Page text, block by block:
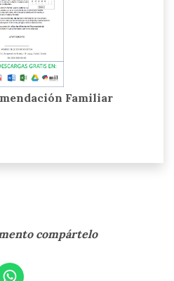
Familiar
compártelo